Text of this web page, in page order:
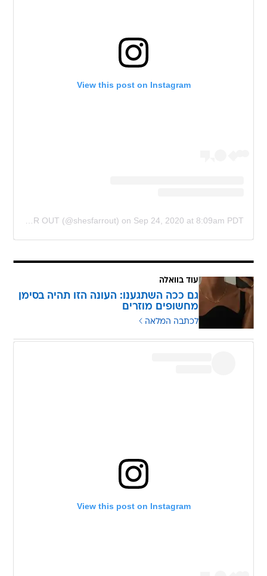
View this post on Instagram
on Sep 24, 2020 at 8:09am PDT
עוד בוואלה
גם ככה השתגענו: העונה הזו תהיה בסימן
מחשופים מוזרים
לכתבה המלאה
View this post on Instagram